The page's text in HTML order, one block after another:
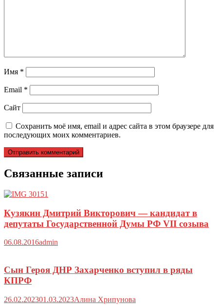
Имя *
Email *
Сайт
Сохранить моё имя, email и адрес сайта в этом браузере для
последующих моих комментариев.
Связанные записи
Кузякин Дмитрий Викторович — кандидат в
депутаты Государственной Думы РФ VII созыва
06.08.2016admin
Сын Героя ДНР Захарченко вступил в ряды
КПРФ
26.02.202301.03.2023Алина Хрипунова